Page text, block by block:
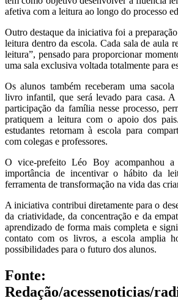
afetiva com a leitura ao longo do processo
Outro destaque da iniciativa foi a
leitura dentro da escola. Cada sala de aula
leitura”, pensado para proporcionar
uma sala exclusiva voltada totalmente para
Os alunos também receberam uma
livro infantil, que será levado para casa. A
participação da família nesse processo,
pratiquem a leitura com o apoio dos
estudantes retornam à escola para
com colegas e professores.
O vice-prefeito Léo Boy acompanhou
importância de incentivar o hábito da
ferramenta de transformação na vida das
A iniciativa contribui diretamente para o
da criatividade, da concentração e da
aprendizado de forma mais completa e
contato com os livros, a escola amplia
possibilidades para o futuro dos alunos.
Fonte:
Redação/acessenoticias/